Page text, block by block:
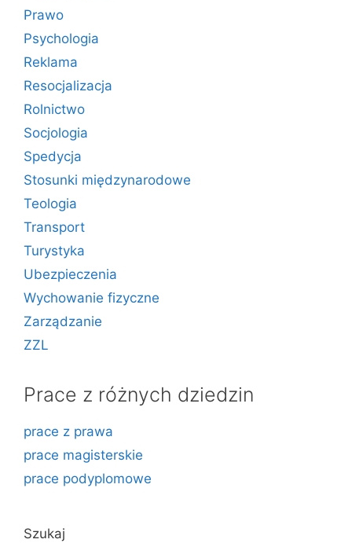
Prawo
Psychologia
Reklama
Resocjalizacja
Rolnictwo
Socjologia
Spedycja
Stosunki międzynarodowe
Teologia
Transport
Turystyka
Ubezpieczenia
Wychowanie fizyczne
Zarządzanie
ZZL
Prace z różnych dziedzin
prace z prawa
prace magisterskie
prace podyplomowe
Szukaj